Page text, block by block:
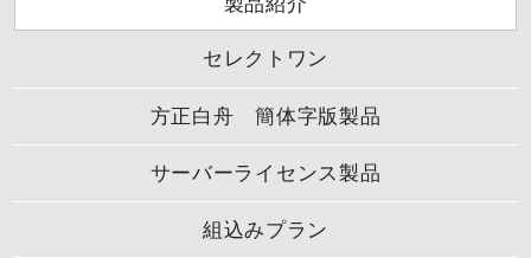
セレクトワン
方正白舟 簡体字版製品
サーバーライセンス製品
組込みプラン